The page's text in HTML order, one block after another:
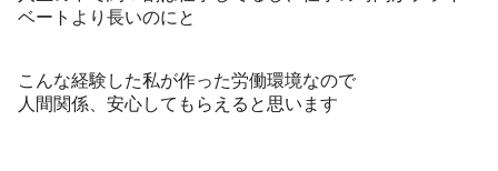
ベートより長いのにと
こんな経験した私が作った労働環境なので
人間関係、安心してもらえると思います